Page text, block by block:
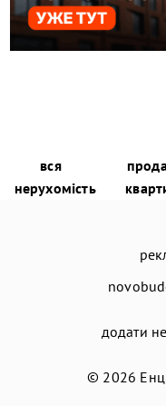
вся
нерухомість
додати
© 2026